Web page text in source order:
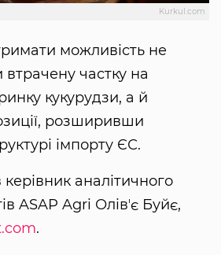
Kurkul.com
можливість не
частку на
кукурудзи, а й
розширивши
імпорту ЄС.
аналітичного
ASAP Agri Олівʼє Буйє,
.